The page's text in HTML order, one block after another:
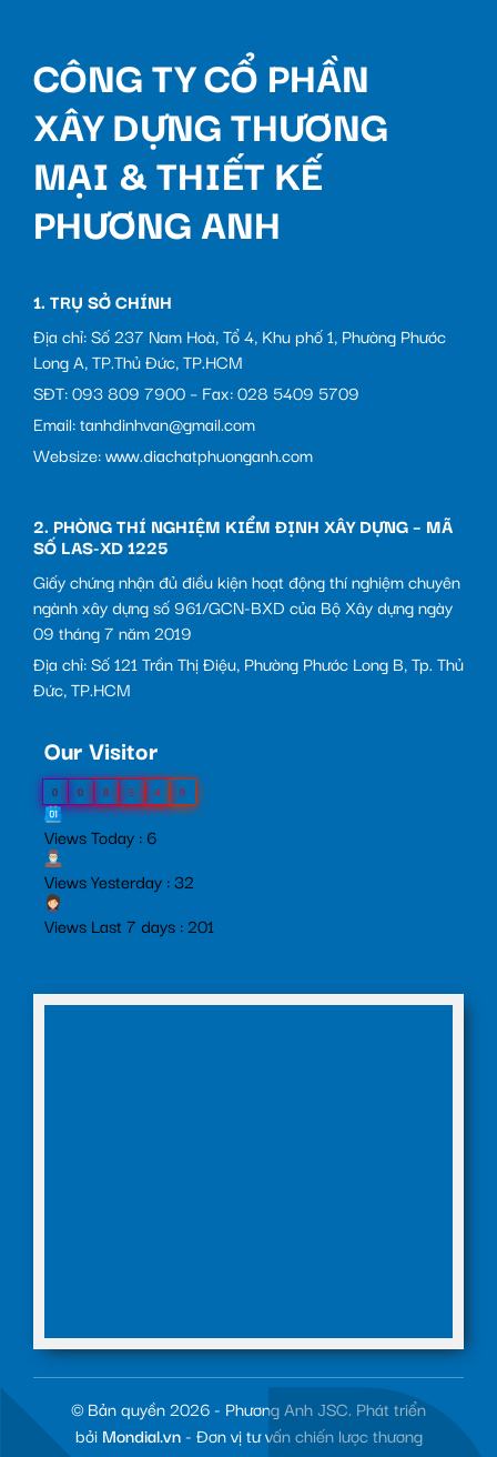
CÔNG TY CỔ PHẦN
XÂY DỰNG THƯƠNG
MẠI & THIẾT KẾ
PHƯƠNG ANH
1. TRỤ SỞ CHÍNH
Địa chỉ: Số 237 Nam Hoà, Tổ 4, Khu phố 1, Phường Phước
Long A, TP.Thủ Đức, TP.HCM
SĐT: 093 809 7900 – Fax: 028 5409 5709
Email: tanhdinhvan@gmail.com
Websize: www.diachatphuonganh.com
2. PHÒNG THÍ NGHIỆM KIỂM ĐỊNH XÂY DỰNG – MÃ
SỐ LAS-XD 1225
Giấy chứng nhận đủ điều kiện hoạt động thí nghiệm chuyên
ngành xây dựng số 961/GCN-BXD của Bộ Xây dựng ngày
09 tháng 7 năm 2019
Địa chỉ: Số 121 Trần Thị Điệu, Phường Phước Long B, Tp. Thủ
Đức, TP.HCM
Our Visitor
0 0 8 5 4 9
Views Today : 6
Views Yesterday : 32
Views Last 7 days : 201
© Bản quyền 2026 - Phương Anh JSC. Phát triển
bởi Mondial.vn- Đơn vị tư vấn chiến lược thương